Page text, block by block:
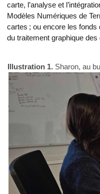
carte, l’analyse et
Modèles Numériques de
cartes ; ou encore les fonds
du traitement graphique
Illustration 1. Sharon, au